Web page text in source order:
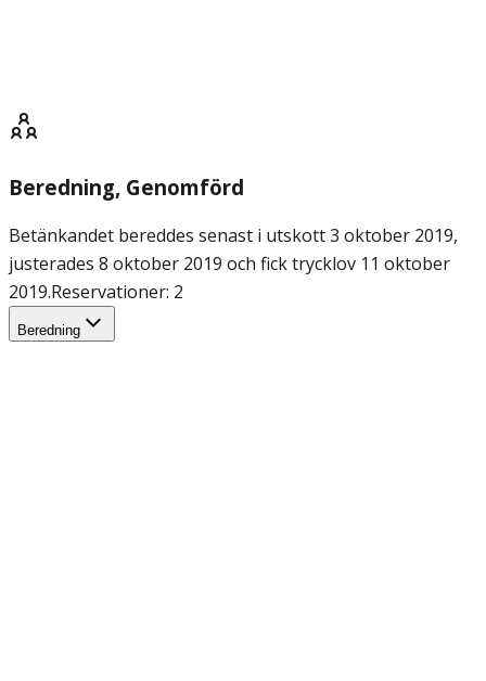
Beredning, Genomförd
Betänkandet bereddes senast i utskott 3 oktober 2019,
justerades 8 oktober 2019 och fick trycklov 11 oktober
2019.Reservationer: 2
Beredning